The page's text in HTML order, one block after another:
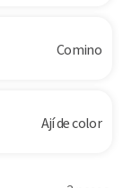
Comino
Ají de color